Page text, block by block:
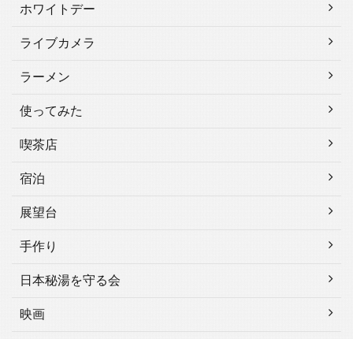
ホワイトデー
ライブカメラ
ラーメン
使ってみた
喫茶店
宿泊
展望台
手作り
日本秘湯を守る会
映画